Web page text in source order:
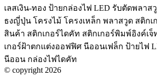
เลสเงิน-ทอง ป้ายกล่องไฟ LED รับตัดพลา
ธงญี่ปุ่น โครงไม้ โครงเหล็ก พลาสวูด สติกเก
สินค้า สติกเกอร์ไดคัท สติกเกอร์พิมพ์อิงค์เ
เกอร์ฝ้าตกแต่งออฟฟิศ นีออนเฟล็ก ป้ายไฟ
นีออน กล่องไฟไดคัท
© copyright 2026